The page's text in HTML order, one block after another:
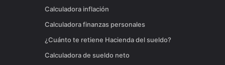
Calculadora inflación
Calculadora finanzas personales
¿Cuánto te retiene Hacienda del sueldo?
Calculadora de sueldo neto